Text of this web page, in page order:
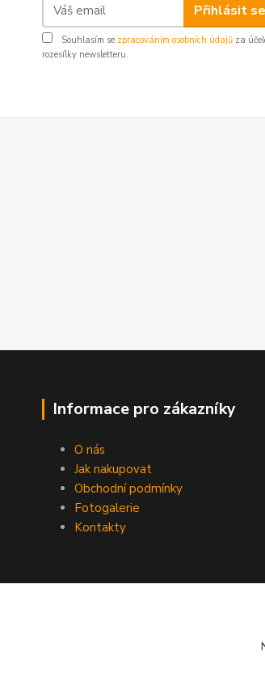
Přihlásit se
Souhlasím se zpracováním osobních údajů za
rozesílky newsletteru.
Informace pro zákazníky
O nás
Jak nakupovat
Obchodní podmínky
Fotogalerie
Kontakty